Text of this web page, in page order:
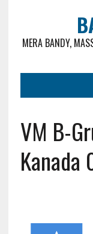
MERA BANDY,
VM B-